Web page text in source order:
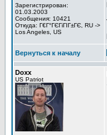
Зарегистрирован:
01.03.2003
Сообщения: 10421
Откуда: Г€Г°ГЄГіГІГ±ГЄ, RU ->
Los Angeles, US
Вернуться к началу
Doxx
US Patriot